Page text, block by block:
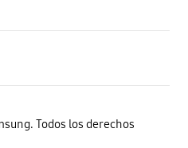
Todos los derechos